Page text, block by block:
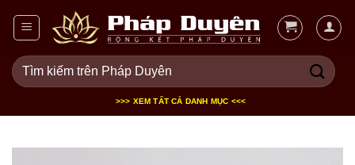
dung
Tìm
kiếm:
>>> XEM TẤT CẢ DANH MỤC <<<